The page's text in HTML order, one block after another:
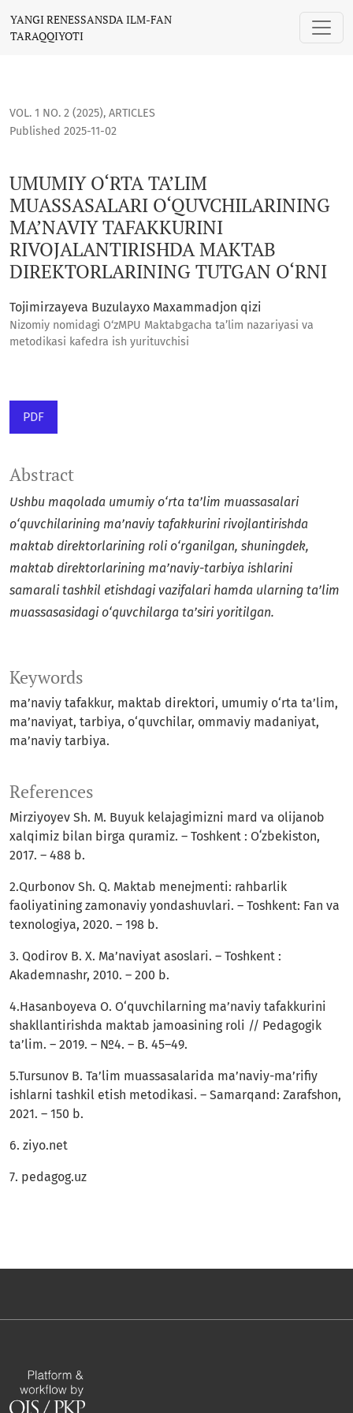
UMUMIY O‘RTA TA’LIM MUASSASALARI O‘QUVCHILARINING
YANGI RENESSANSDA ILM-FAN
TARAQQIYOTI
VOL. 1 NO. 2 (2025), ARTICLES
UMUMIY O‘RTA TA’LIM
MUASSASALARI O‘QUVCHILARINING
MA’NAVIY TAFAKKURINI
RIVOJALANTIRISHDA MAKTAB
DIREKTORLARINING TUTGAN O‘RNI
Published 2025-11-02
Tojimirzayeva Buzulayxo Maxammadjon qizi
Nizomiy nomidagi O‘zMPU Maktabgacha ta’lim nazariyasi va
metodikasi kafedra ish yurituvchisi
PDF
Keywords
ma’naviy tafakkur, maktab direktori, umumiy o‘rta ta’lim,
ma’naviyat, tarbiya, o‘quvchilar, ommaviy madaniyat,
ma’naviy tarbiya.
Abstract
Ushbu maqolada umumiy o‘rta ta’lim muassasalari
o‘quvchilarining ma’naviy tafakkurini rivojlantirishda
maktab direktorlarining roli o‘rganilgan, shuningdek,
maktab direktorlarining ma’naviy-tarbiya ishlarini
samarali tashkil etishdagi vazifalari hamda ularning ta’lim
muassasasidagi o‘quvchilarga ta’siri yoritilgan.
References
Mirziyoyev Sh. M. Buyuk kelajagimizni mard va olijanob
xalqimiz bilan birga quramiz. – Toshkent : Oʻzbekiston,
2017. – 488 b.
2.Qurbonov Sh. Q. Maktab menejmenti: rahbarlik
faoliyatining zamonaviy yondashuvlari. – Toshkent: Fan va
texnologiya, 2020. – 198 b.
3. Qodirov B. X. Ma’naviyat asoslari. – Toshkent :
Akademnashr, 2010. – 200 b.
4.Hasanboyeva O. O‘quvchilarning ma’naviy tafakkurini
shakllantirishda maktab jamoasining roli // Pedagogik
ta’lim. – 2019. – №4. – B. 45–49.
5.Tursunov B. Ta’lim muassasalarida ma’naviy-ma’rifiy
ishlarni tashkil etish metodikasi. – Samarqand: Zarafshon,
2021. – 150 b.
6. ziyo.net
7. pedagog.uz